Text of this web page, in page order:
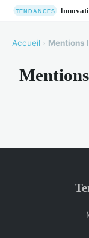
Accueil › Mentions